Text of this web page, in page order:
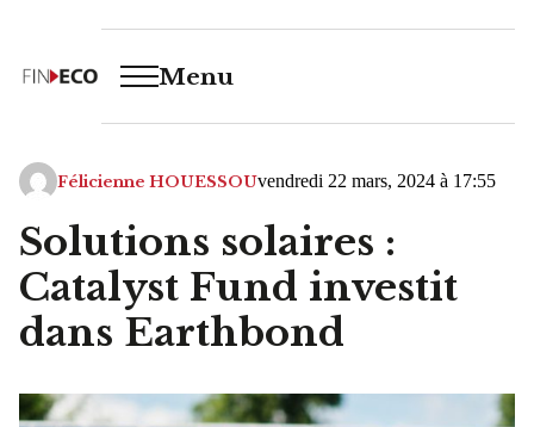
Menu
Félicienne HOUESSOUvendredi 22 mars, 2024 à 17:55
Solutions solaires :
Catalyst Fund investit
dans Earthbond